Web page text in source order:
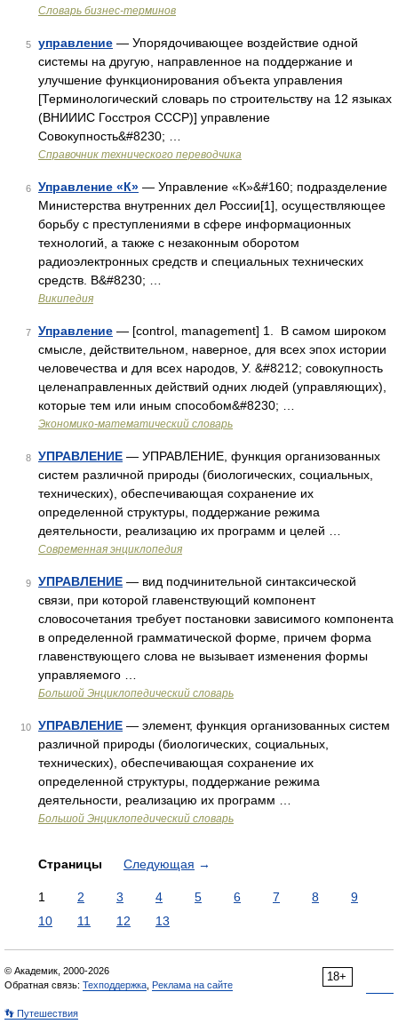
Словарь бизнес-терминов
5 управление — Упорядочивающее воздействие одной
системы на другую, направленное на поддержание и
улучшение функционирования объекта управления
[Терминологический словарь по строительству на 12 языках
(ВНИИИС Госстроя СССР)] управление
Совокупность&#8230; …
Справочник технического переводчика
6 Управление «К» — Управление «К»&#160; подразделение
Министерства внутренних дел России[1], осуществляющее
борьбу с преступлениями в сфере информационных
технологий, а также с незаконным оборотом
радиоэлектронных средств и специальных технических
средств. В&#8230; …
Википедия
7 Управление — [control, mana­ge­ment] 1. В самом широком
смысле, действительном, наверное, для всех эпох истории
человечества и для всех народов, У. &#8212; совокупность
целенаправленных действий одних людей (управляющих),
которые тем или иным способом&#8230; …
Экономико-математический словарь
8 УПРАВЛЕНИЕ — УПРАВЛЕНИЕ, функция организованных
систем различной природы (биологических, социальных,
технических), обеспечивающая сохранение их
определенной структуры, поддержание режима
деятельности, реализацию их программ и целей …
Современная энциклопедия
9 УПРАВЛЕНИЕ — вид подчинительной синтаксической
связи, при которой главенствующий компонент
словосочетания требует постановки зависимого компонента
в определенной грамматической форме, причем форма
главенствующего слова не вызывает изменения формы
управляемого …
Большой Энциклопедический словарь
10 УПРАВЛЕНИЕ — элемент, функция организованных систем
различной природы (биологических, социальных,
технических), обеспечивающая сохранение их
определенной структуры, поддержание режима
деятельности, реализацию их программ …
Большой Энциклопедический словарь
Страницы Следующая →
1 2 3 4 5 6 7 8
9
10
11 12 13
18+
© Академик, 2000-2026
Обратная связь: Техподдержка Реклама на сайте
👣 Путешествия